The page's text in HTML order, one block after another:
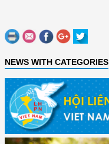
NEWS WITH CATEGORIES